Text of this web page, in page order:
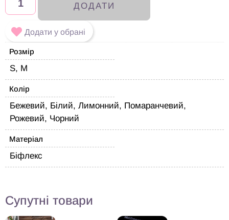
ДОДАТИ
Додати у обрані
Розмір
S, M
Колір
Бежевий, Білий, Лимонний, Помаранчевий,
Рожевий, Чорний
Матеріал
Біфлекс
Супутні товари